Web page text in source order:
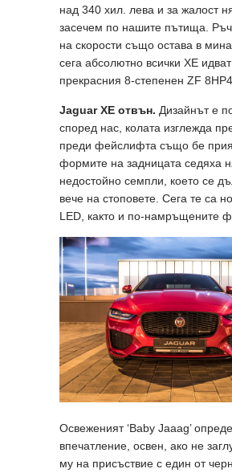
над 340 хил. лева и за жалост
засечем по нашите пътища.
на скорости също остава в
сега абсолютно всички XE
прекрасния 8-степенен ZF
Jaguar XE отвън. Дизайнът е
според нас, колата изглежда
преди фейслифта също бе
формите на задницата седяха
недостойно семпли, което се
вече на стоповете. Сега те са
LED, както и по-намръщените
Освеженият ‘Baby Jaaag’
впечатление, освен, ако не
му на присъствие с един от